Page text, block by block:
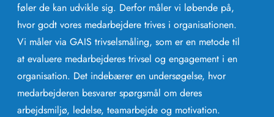
føler de kan udvikle sig. Derfor måler vi løbende på,
hvor godt vores medarbejdere trives i organisationen.
Vi måler via GAIS trivselsmåling, som er en metode til
at evaluere medarbejderes trivsel og engagement i en
organisation. Det indebærer en undersøgelse, hvor
medarbejderen besvarer spørgsmål om deres
arbejdsmiljø, ledelse, teamarbejde og motivation.